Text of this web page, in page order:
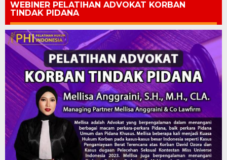
WEBINER PELATIHAN ADVOKAT KORBAN
TINDAK PIDANA